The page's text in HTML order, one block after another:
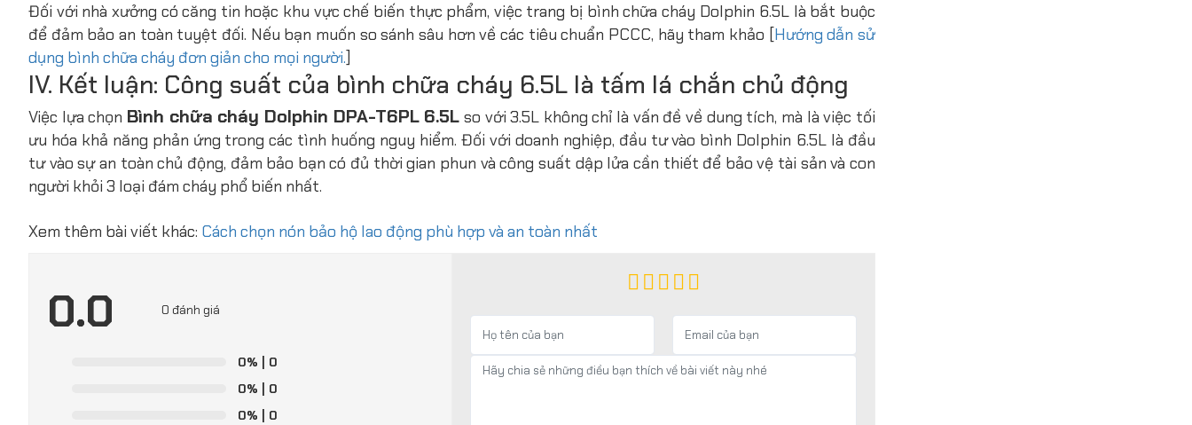
Đối với nhà xưởng có căng tin hoặc khu vực chế biến thực phẩm, việc trang bị bình chữa cháy Dolphin 6.5L là bắt buộc
để đảm bảo an toàn tuyệt đối. Nếu bạn muốn so sánh sâu hơn về các tiêu chuẩn PCCC, hãy tham khảo [Hướng dẫn sử
dụng bình chữa cháy đơn giản cho mọi người.]
IV. Kết luận: Công suất của bình chữa cháy 6.5L là tấm lá chắn chủ động
Việc lựa chọn Bình chữa cháy Dolphin DPA-T6PL 6.5L so với 3.5L không chỉ là vấn đề về dung tích, mà là việc tối
ưu hóa khả năng phản ứng trong các tình huống nguy hiểm. Đối với doanh nghiệp, đầu tư vào bình Dolphin 6.5L là đầu
tư vào sự an toàn chủ động, đảm bảo bạn có đủ thời gian phun và công suất dập lửa cần thiết để bảo vệ tài sản và con
người khỏi 3 loại đám cháy phổ biến nhất.
Xem thêm bài viết khác: Cách chọn nón bảo hộ lao động phù hợp và an toàn nhất
0.0 0 đánh giá
0% | 0
0% | 0
0% | 0